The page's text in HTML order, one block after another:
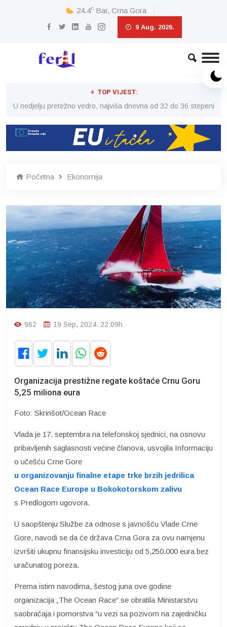
24.4c Bar, Crna Gora
9 Aug. 2026.
TOP VIJEST:
U nedjelju pretežno vedro, najviša dnevna od 32 do 36 stepeni
Početna Ekonomija
962 19 Sep, 2024. 22:09h
Organizacija prestižne regate koštaće Crnu Goru
5,25 miliona eura
Foto: Skrinšot/Ocean Race
Vlada je 17. septembra na telefonskoj sjednici, na osnovu
pribavljenih saglasnosti većine članova, usvojila Informaciju
o učešću Crne Gore
u organizovanju finalne etape trke brzih jedrilica
Ocean Race Europe u Bokokotorskom zalivu
s Predlogom ugovora.
U saopštenju Službe za odnose s javnošću Vlade Crne
Gore, navodi se da će država Crna Gora za ovu namjenu
izvršiti ukupnu finansijsku investiciju od 5,250.000 eura bez
uračunatog poreza.
Prema istim navodima, šestog juna ove godine
organizacija „The Ocean Race“ se obratila Ministarstvu
saobraćaja i pomorstva “u vezi sa pozivom na zajedničku